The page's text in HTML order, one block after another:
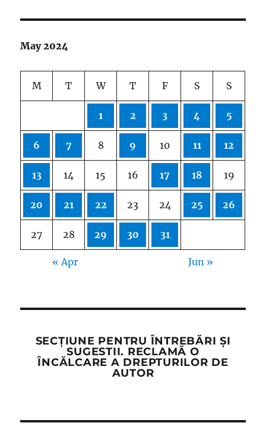
May 2024
M T W T F S S
1 2 3 4 5
6 7 8 9 10 11 12
13 14 15 16 17 18 19
20 21 22 23 24 25 26
27 28 29 30 31
« Apr Jun »
SECȚIUNE PENTRU ÎNTREBĂRI ȘI
SUGESTII. RECLAMĂ O
ÎNCĂLCARE A DREPTURILOR DE
AUTOR